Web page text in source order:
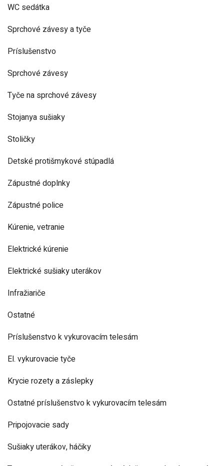
WC sedátka
Sprchové závesy a tyče
Príslušenstvo
Sprchové závesy
Tyče na sprchové závesy
Stojanya sušiaky
Stoličky
Detské protišmykové stúpadlá
Zápustné doplnky
Zápustné police
Kúrenie, vetranie
Elektrické kúrenie
Elektrické sušiaky uterákov
Infražiariče
Ostatné
Príslušenstvo k vykurovacím telesám
El. vykurovacie tyče
Krycie rozety a záslepky
Ostatné príslušenstvo k vykurovacím telesám
Pripojovacie sady
Sušiaky uterákov, háčiky